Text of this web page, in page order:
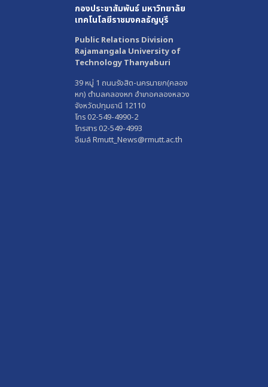
กองประชาสัมพันธ์ มหาวิทยาลัย
เทคโนโลยีราชมงคลธัญบุรี
Public Relations Division
Rajamangala University of
Technology Thanyaburi
39 หมู่ 1 ถนนรังสิต-นครนายก(คลอง
หก) ตำบลคลองหก อำเภอคลองหลวง
จังหวัดปทุมธานี 12110
โทร 02-549-4990-2
โทรสาร 02-549-4993
อีเมล์ Rmutt_News@rmutt.ac.th